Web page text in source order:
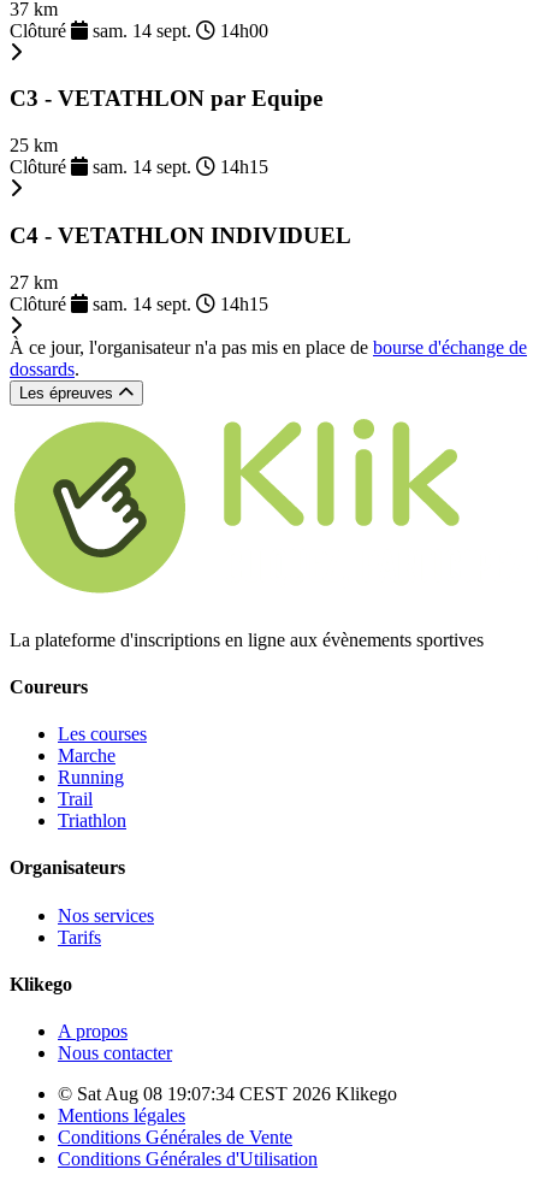
37 km
Clôturé
sam. 14 sept. 14h00
C3 - VETATHLON par Equipe
25 km
Clôturé
sam. 14 sept. 14h15
C4 - VETATHLON INDIVIDUEL
27 km
Clôturé
sam. 14 sept. 14h15
À ce jour, l'organisateur n'a pas mis en place de bourse d'échange de
dossards.
Les épreuves
La plateforme d'inscriptions en ligne aux évènements sportives
Coureurs
Les courses
Marche
Running
Trail
Triathlon
Organisateurs
Nos services
Tarifs
Klikego
A propos
Nous contacter
© Sat Aug 08 19:07:34 CEST 2026 Klikego
Mentions légales
Conditions Générales de Vente
Conditions Générales d'Utilisation